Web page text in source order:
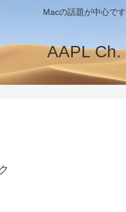
Macの話題が中心です
AAPL Ch.